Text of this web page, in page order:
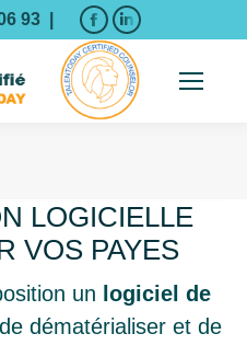
93 |
La
page
Facebook
s'ouvre
fenêtre
La
page
LinkedIn
s'ouvre
fenêtre
LOGICIELLE
VOS PAYES
un logiciel de
dématérialiser et de